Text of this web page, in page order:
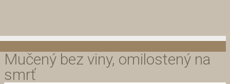
Mučený bez viny, omilostený na
smrť